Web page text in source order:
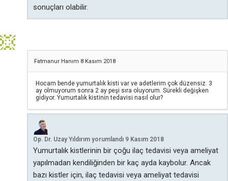
sonuçları olabilir.
Fatmanur Hanım 8 Kasım 2018
Hocam bende yumurtalık kisti var ve adetlerim çok düzensiz. 3
ay olmuyorum sonra 2 ay peşi sıra oluyorum. Sürekli değişken
gidiyor. Yumurtalık kistinin tedavisi nasıl olur?
Op. Dr. Uzay Yıldırım yorumlandı 9 Kasım 2018
Yumurtalık kistlerinin bir çoğu ilaç tedavisi veya ameliyat
yapılmadan kendiliğinden bir kaç ayda kaybolur. Ancak
bazı kistler için, ilaç tedavisi veya ameliyat tedavisi